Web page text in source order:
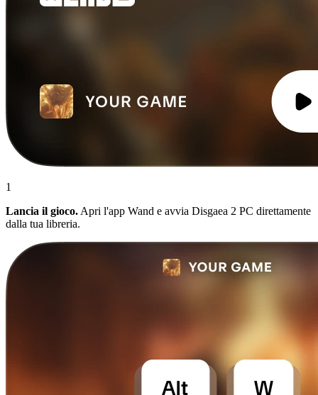
1
Lancia il gioco. Apri l'app Wand e avvia Disgaea 2 PC direttamente
dalla tua libreria.